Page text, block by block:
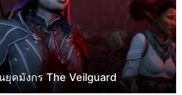
ยุคมังกร The Veilguard